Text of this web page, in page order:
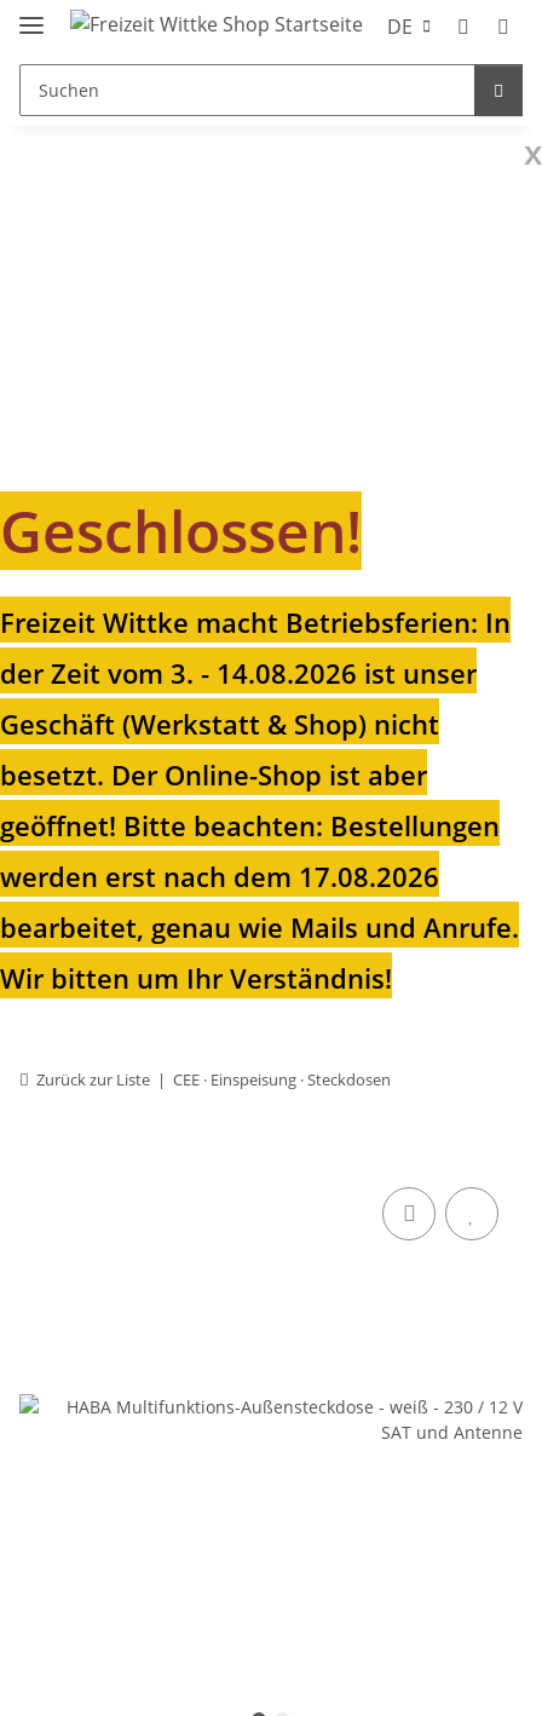
DE
x
Geschlossen!
Freizeit Wittke macht Betriebsferien: In
der Zeit vom 3. - 14.08.2026 ist unser
Geschäft (Werkstatt & Shop) nicht
besetzt. Der Online-Shop ist aber
geöffnet! Bitte beachten: Bestellungen
werden erst nach dem 17.08.2026
bearbeitet, genau wie Mails und Anrufe.
Wir bitten um Ihr Verständnis!
Zurück zur Liste CEE · Einspeisung · Steckdosen